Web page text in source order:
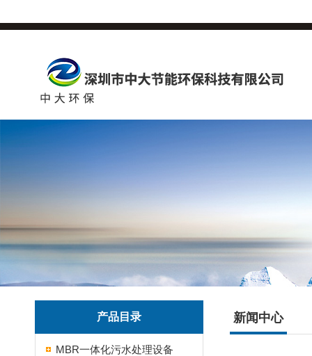
产品目录
MBR一体化污水处理设备
新闻中心